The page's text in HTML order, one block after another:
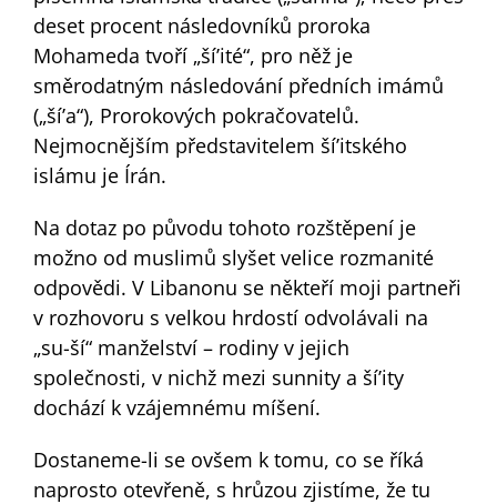
deset procent následovníků proroka
Mohameda tvoří „ší’ité“, pro něž je
směrodatným následování předních imámů
(„ší’a“), Prorokových pokračovatelů.
Nejmocnějším představitelem ší’itského
islámu je Írán.
Na dotaz po původu tohoto rozštěpení je
možno od muslimů slyšet velice rozmanité
odpovědi. V Libanonu se někteří moji partneři
v rozhovoru s velkou hrdostí odvolávali na
„su-ší“ manželství – rodiny v jejich
společnosti, v nichž mezi sunnity a ší’ity
dochází k vzájemnému míšení.
Dostaneme-li se ovšem k tomu, co se říká
naprosto otevřeně, s hrůzou zjistíme, že tu